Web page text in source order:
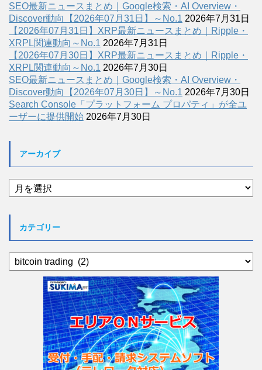
SEO最新ニュースまとめ｜Google検索・AI Overview・
Discover動向【2026年07月31日】～No.1 2026年7月31日
【2026年07月31日】XRP最新ニュースまとめ｜Ripple・
XRPL関連動向～No.1 2026年7月31日
【2026年07月30日】XRP最新ニュースまとめ｜Ripple・
XRPL関連動向～No.1 2026年7月30日
SEO最新ニュースまとめ｜Google検索・AI Overview・
Discover動向【2026年07月30日】～No.1 2026年7月30日
Search Console「プラットフォーム プロパティ」が全ユ
ーザーに提供開始 2026年7月30日
アーカイブ
ア
ー
カテゴリー
カ
テ